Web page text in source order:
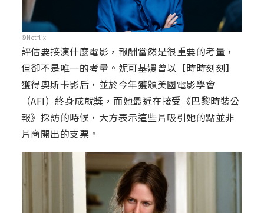
©Netflix
評估要接演什麼電影，報酬當然是很重要的考量，
但卻不是唯一的考量。妮可基嫚曾以【時時刻刻】
獲得奧斯卡影后，並於今年獲頒美國電影學會
（AFI）終身成就獎，而她最近在接受《巴黎時裝公
報》採訪的時候，大方表示這些片吸引她的點並非
片商開出的支票。